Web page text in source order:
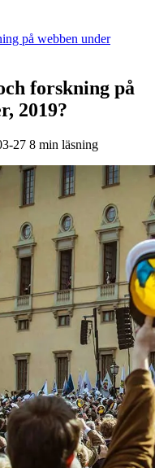
på webben under
forskning på
2019?
27 8 min läsning